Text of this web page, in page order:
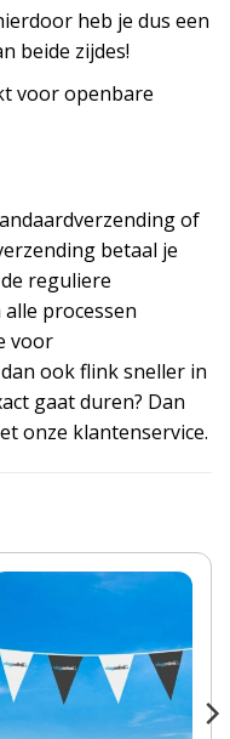
heb je dus een
beide zijdes!
voor openbare
of
betaal je
reguliere
processen
voor
ook flink sneller in
gaat duren? Dan
onze klantenservice.